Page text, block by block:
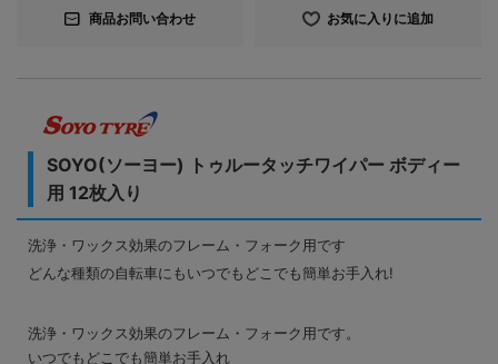
商品お問い合わせ お気に入りに追加
SOYO(ソーヨー) トゥルータッチワイパー ボディー
用 12枚入り
洗浄・ワックス効果のフレーム・フォーク用です
どんな種類の自転車にもいつでもどこでも簡単お手入れ!
洗浄・ワックス効果のフレーム・フォーク用です。
いつでもどこでも簡単お手入れ